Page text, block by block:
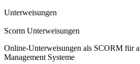
Unterweisungen
Scorm Unterweisungen
Online-Unterweisungen als SCORM für
Management Systeme